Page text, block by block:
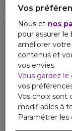
Vos
Nous et nos
pour assurer
améliorer
contenus et
vos envies.
Vous gardez le
vos
Vos choix sont
modifiables à
Paramétrer les